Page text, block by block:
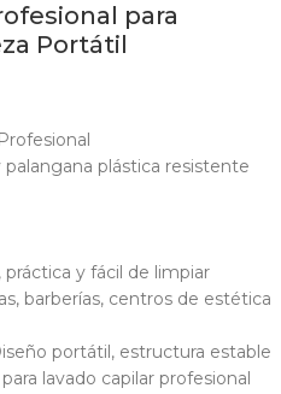
para
Portátil
plástica resistente
y fácil de limpiar
barberías, centros de estética
portátil, estructura estable
lavado capilar profesional